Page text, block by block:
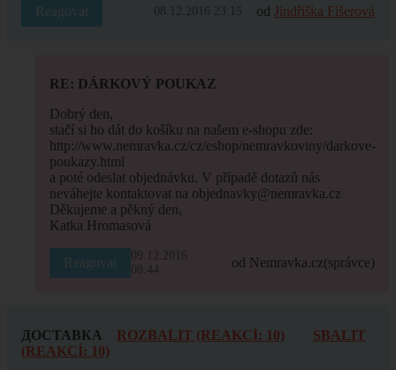
Reagovat 08.12.2016 23:15 od Jindřiška Fišerová
RE: DÁRKOVÝ POUKAZ
Dobrý den,
stačí si ho dát do košíku na našem e-shopu zde:
http://www.nemravka.cz/cz/eshop/nemravkoviny/darkove-
poukazy.html
a poté odeslat objednávku. V případě dotazů nás
neváhejte kontaktovat na objednavky@nemravka.cz
Děkujeme a pěkný den,
Katka Hromasová
Reagovat
09.12.2016
08:44
od Nemravka.cz(správce)
ДОСТАВКА ROZBALIT (REAKCÍ: 10)
SBALIT
(REAKCÍ: 10)